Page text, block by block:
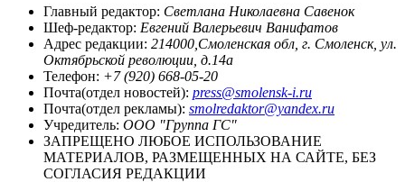
Главный редактор: Светлана Николаевна Савенок
Шеф-редактор: Евгений Валерьевич Ванифатов
Адрес редакции: 214000,Смоленская обл, г. Смоленск, ул.
Октябрьской революции, д.14а
Телефон: +7 (920) 668-05-20
Почта(отдел новостей): press@smolensk-i.ru
Почта(отдел рекламы): smolredaktor@yandex.ru
Учредитель: ООО "Группа ГС"
ЗАПРЕЩЕНО ЛЮБОЕ ИСПОЛЬЗОВАНИЕ
МАТЕРИАЛОВ, РАЗМЕЩЕННЫХ НА САЙТЕ, БЕЗ
СОГЛАСИЯ РЕДАКЦИИ